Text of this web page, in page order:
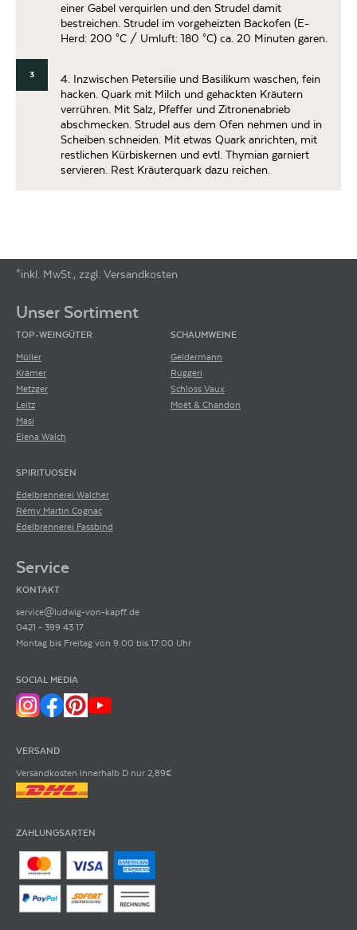
einer Gabel verquirlen und den Strudel damit
bestreichen. Strudel im vorgeheizten Backofen (E-
Herd: 200 °C / Umluft: 180 °C) ca. 20 Minuten garen.
3
4. Inzwischen Petersilie und Basilikum waschen, fein
hacken. Quark mit Milch und gehackten Kräutern
verrühren. Mit Salz, Pfeffer und Zitronenabrieb
abschmecken. Strudel aus dem Ofen nehmen und in
Scheiben schneiden. Mit etwas Quark anrichten, mit
restlichen Kürbiskernen und evtl. Thymian garniert
servieren. Rest Kräuterquark dazu reichen.
*inkl. MwSt., zzgl. Versandkosten
Unser Sortiment
TOP-WEINGÜTER
Müller
Krämer
Metzger
Leitz
Masi
Elena Walch
SCHAUMWEINE
Geldermann
Ruggeri
Schloss Vaux
Moët & Chandon
SPIRITUOSEN
Edelbrennerei Walcher
Rémy Martin Cognac
Edelbrennerei Fassbind
Service
KONTAKT
service@ludwig-von-kapff.de
0421 - 399 43 17
Montag bis Freitag von 9:00 bis 17:00 Uhr
SOCIAL MEDIA
VERSAND
Versandkosten innerhalb D nur 2,89€
ZAHLUNGSARTEN